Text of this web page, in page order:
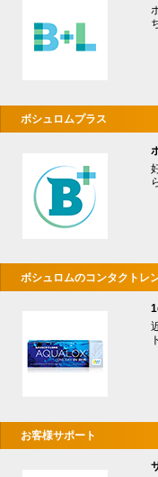
ボシュロムプラス
ボシュロムのコンタクトレ
お客様サポート